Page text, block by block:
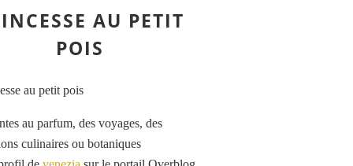
AU PETIT
POIS
au parfum, des voyages, des
culinaires ou botaniques